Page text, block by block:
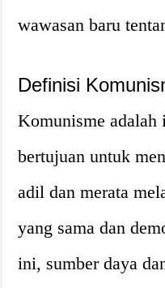
wawasan baru
Definisi
Komunisme
bertujuan untuk
adil dan merata
yang sama dan
ini, sumber daya